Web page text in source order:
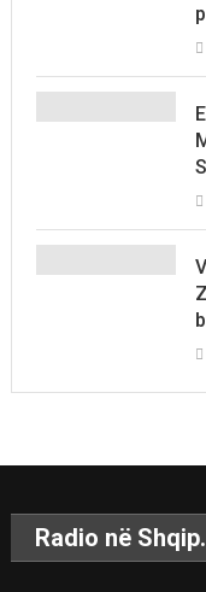
Radio në